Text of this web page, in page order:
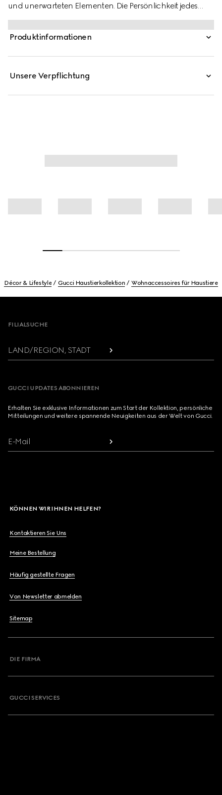
und unerwarteten Elementen. Die Persönlichkeit jedes
vierbeinigen Freundes zeigt sich auf Halsbändern, Betten
und mehr, ergänzt vom Gucci Logo sowie
charakteristischen Materialien. Dieser große Napf aus
Produktinformationen
Unsere Verpflichtung
Décor & Lifestyle Gucci Haustierkollektion Wohnaccessoires für Haustiere
FILIALSUCHE
LAND/REGION, STADT
GUCCI UPDATES ABONNIEREN
Erhalten Sie exklusive Informationen zum Start der Kollektion, persönliche
Mitteilungen und weitere spannende Neuigkeiten aus der Welt von Gucci.
E-Mail
KÖNNEN WIR IHNEN HELFEN?
Kontaktieren Sie Uns
Meine Bestellung
Häufig gestellte Fragen
Von Newsletter abmelden
Sitemap
DIE FIRMA
GUCCI SERVICES